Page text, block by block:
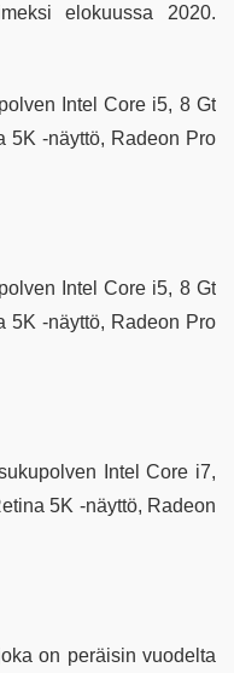
elokuussa 2020.
Intel Core i5, 8 Gt
5K -näyttö, Radeon Pro
Intel Core i5, 8 Gt
5K -näyttö, Radeon Pro
Intel Core i7,
5K -näyttö, Radeon
on peräisin vuodelta